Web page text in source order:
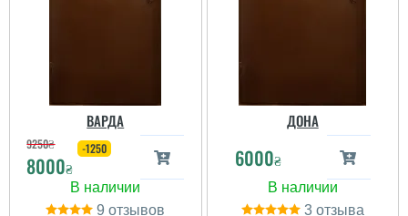
ВАРДА
9250₴
8000₴
-1250
9
ДОНА
6000₴
3